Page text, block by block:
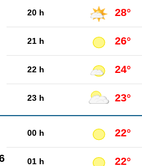
20 h 28°
21 h 26°
22 h 24°
23 h 23°
00 h 22°
01 h 22°